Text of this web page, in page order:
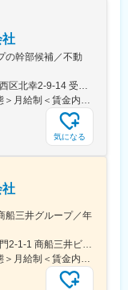
社
の幹部候補／不動
気になる
社
船三井グループ／年